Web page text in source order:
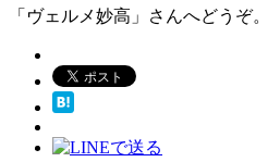
「ヴェルメ妙高」さんへどうぞ。